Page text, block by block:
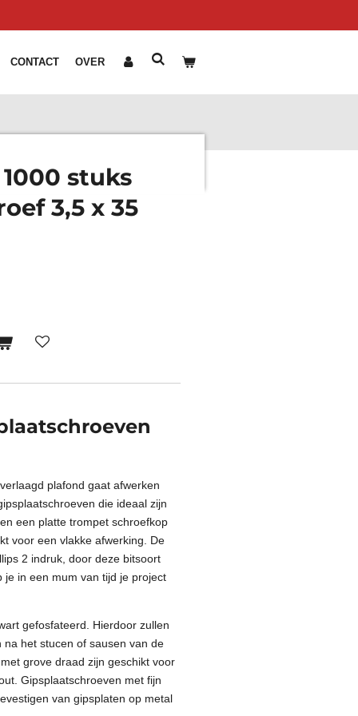
CONTACT OVER
stuks
3,5 x 35
plafond gaat afwerken
die ideaal zijn
een platte trompet schroefkop
voor een vlakke afwerking. De
2 indruk, door deze bitsoort
in een mum van tijd je project
gefosfateerd. Hierdoor zullen
het stucen of sausen van de
grove draad zijn geschikt voor
Gipsplaatschroeven met fijn
van gipsplaten op metal